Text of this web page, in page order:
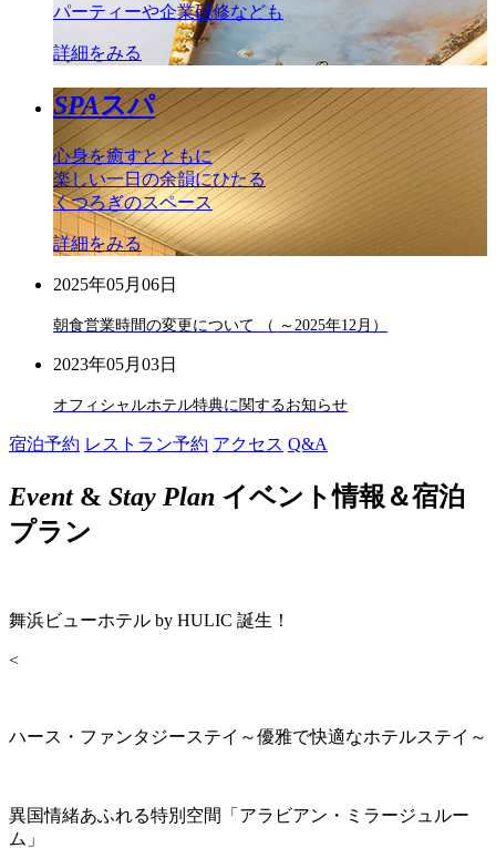
パーティーや企業研修なども
詳細をみる
SPAスパ
心身を癒すとともに
楽しい一日の余韻にひたる
くつろぎのスペース
詳細をみる
2025年05月06日
朝食営業時間の変更について （ ～2025年12月）
2023年05月03日
オフィシャルホテル特典に関するお知らせ
宿泊予約 レストラン予約 アクセス Q&A
Event& Stay Plan イベント情報＆宿泊
プラン
舞浜ビューホテル by HULIC 誕生！
<
ハース・ファンタジーステイ～優雅で快適なホテルステイ～
異国情緒あふれる特別空間「アラビアン・ミラージュルー
ム」